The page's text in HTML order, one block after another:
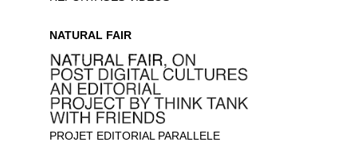
NATURAL FAIR
PROJET EDITORIAL PARALLELE